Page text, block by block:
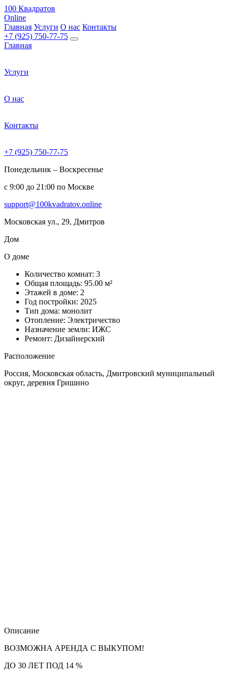
100 Квадратов
Online
Главная Услуги О нас Контакты
+7 (925) 750-77-75
Главная
Услуги
О нас
Контакты
+7 (925) 750-77-75
Понедельник – Воскресенье
с 9:00 до 21:00 по Москве
support@100kvadratov.online
Московская ул., 29, Дмитров
Дом
О доме
Количество комнат: 3
Общая площадь: 95.00 м²
Этажей в доме: 2
Год постройки: 2025
Тип дома: монолит
Отопление: Электричество
Назначение земли: ИЖС
Ремонт: Дизайнерский
Расположение
Россия, Московская область, Дмитровский муниципальный
округ, деревня Гришино
Описание
ВОЗМОЖНА АРЕНДА С ВЫКУПОМ!
ДО 30 ЛЕТ ПОД 14 %